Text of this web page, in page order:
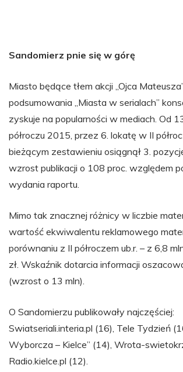
Sandomierz pnie się w górę
Miasto będące tłem akcji „Ojca
podsumowania „Miasta w serialach”
zyskuje na popularności w mediach. Od
półroczu 2015, przez 6. lokatę w II
bieżącym zestawieniu osiągnął 3.
wzrost publikacji o 108 proc. względem
wydania raportu.
Mimo tak znacznej różnicy w liczbie
wartość ekwiwalentu reklamowego
porównaniu z II półroczem ub.r. – z 6,8
zł. Wskaźnik dotarcia informacji
(wzrost o 13 mln).
O Sandomierzu publikowały najczęściej:
Swiatseriali.interia.pl (16), Tele Tydzień
Wyborcza – Kielce” (14), Wrota-
Radio.kielce.pl (12).